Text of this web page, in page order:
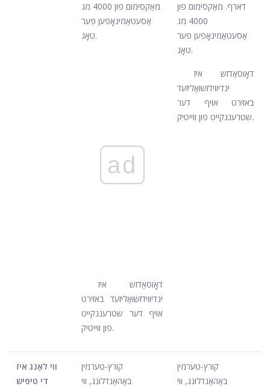
מאַקסימום פון 4000 מג
אַסעטאַמינאָפען פּער
טאָג.
ad
דאָוסאַדזש איז
ינדיווידזשואַליזעד באזירט
אויף דער שטרענגקייט
פון ווייטיק.
דארף. מאַקסימום פון
4000 מג
אַסעטאַמינאָפען פּער
טאָג.
דאָוסאַדזש איז
ינדיווידזשואַליזעד
באזירט אויף דער
שטרענגקייט פון ווייטיק.
ווי לאַנג איז
די טיפּיש
קורץ-טערמין
באַהאַנדלונג, ווי
קורץ-טערמין
באַהאַנדלונג, ווי